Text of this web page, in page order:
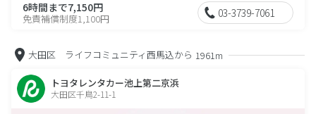
6時間まで7,150円
免責補償制度1,100円 03-3739-7061
大田区 ライフコミュニティ西馬込から 1961m
トヨタレンタカー池上第二京浜
大田区千鳥2-11-1